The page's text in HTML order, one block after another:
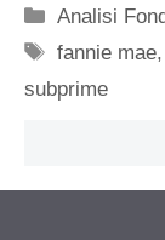
Categorie
Analisi
Tag
fannie mae
subprime